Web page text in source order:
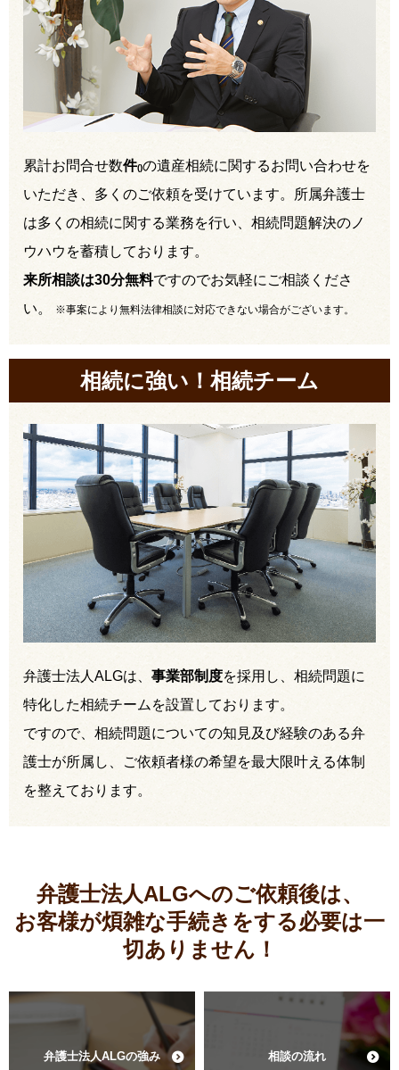
累計お問合せ数件()の遺産相続に関するお問い合わせを
いただき、多くのご依頼を受けています。所属弁護士
は多くの相続に関する業務を行い、相続問題解決のノ
ウハウを蓄積しております。
来所相談は30分無料ですのでお気軽にご相談くださ
い。
※事案により無料法律相談に対応できない場合がございます。
相続に強い！相続チーム
弁護士法人ALGは、 事業部制度を採用し、相続問題に
特化した相続チームを設置しております。
ですので、相続問題についての知見及び経験のある弁
護士が所属し、ご依頼者様の希望を最大限叶える体制
を整えております。
弁護士法人ALGへのご依頼後は、
お客様が煩雑な手続きをする必要は一
切ありません！
弁護士法人ALGの強み 相談の流れ